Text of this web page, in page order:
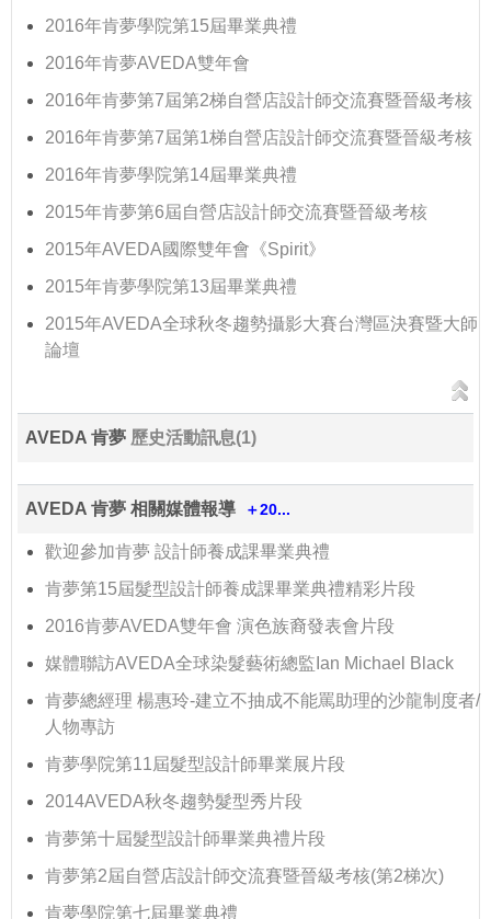
2016年肯夢學院第15屆畢業典禮
2016年肯夢AVEDA雙年會
2016年肯夢第7屆第2梯自營店設計師交流賽暨晉級考核
2016年肯夢第7屆第1梯自營店設計師交流賽暨晉級考核
2016年肯夢學院第14屆畢業典禮
2015年肯夢第6屆自營店設計師交流賽暨晉級考核
2015年AVEDA國際雙年會《Spirit》
2015年肯夢學院第13屆畢業典禮
2015年AVEDA全球秋冬趨勢攝影大賽台灣區決賽暨大師
論壇
AVEDA 肯夢 歷史活動訊息(1)
AVEDA 肯夢 相關媒體報導 ＋20...
歡迎參加肯夢 設計師養成課畢業典禮
肯夢第15屆髮型設計師養成課畢業典禮精彩片段
2016肯夢AVEDA雙年會 演色族裔發表會片段
媒體聯訪AVEDA全球染髮藝術總監Ian Michael Black
肯夢總經理 楊惠玲-建立不抽成不能罵助理的沙龍制度者/
人物專訪
肯夢學院第11屆髮型設計師畢業展片段
2014AVEDA秋冬趨勢髮型秀片段
肯夢第十屆髮型設計師畢業典禮片段
肯夢第2屆自營店設計師交流賽暨晉級考核(第2梯次)
肯夢學院第七屆畢業典禮